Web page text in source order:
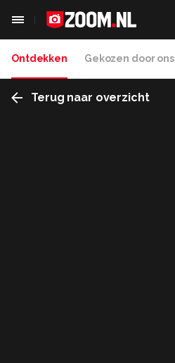
Ontdekken Gekozen door ons
Terug naar overzicht